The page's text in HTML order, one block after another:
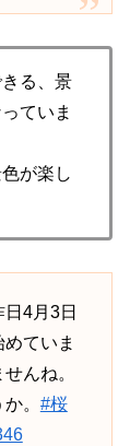
る、景
ていま
が楽し
4月3日
ていま
んね。
。 #桜